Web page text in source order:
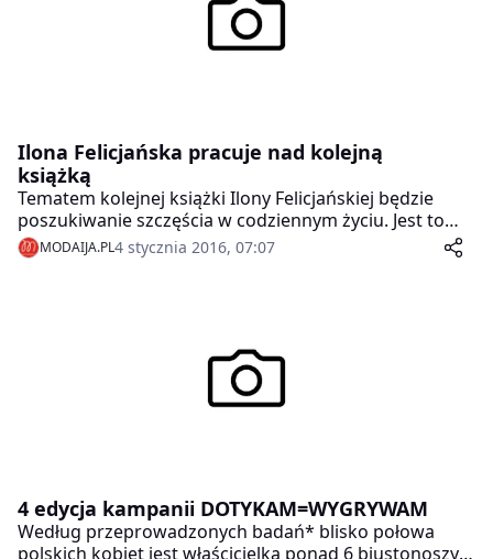
Ilona Felicjańska pracuje nad kolejną
książką
Tematem kolejnej książki Ilony Felicjańskiej będzie
poszukiwanie szczęścia w codziennym życiu. Jest to
książka w dużej mierze autobiograficzna, autorka
oprze ją bowiem o własne doświadczenia z ostatnich
MODAIJA.PL4 stycznia 2016, 07:07
4 edycja kampanii DOTYKAM=WYGRYWAM
Według przeprowadzonych badań* blisko połowa
polskich kobiet jest właścicielką ponad 6 biustonoszy,